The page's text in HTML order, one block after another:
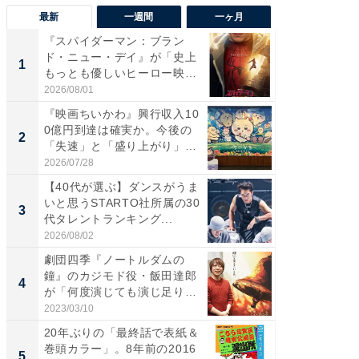
最新 一週間 一ヶ月
1
『スパイダーマン：ブラン
ド・ニュー・デイ』が「史上
もっとも優しいヒーロー映
画」に...
2026/08/01
2
『映画ちいかわ』興行収入10
0億円到達は確実か。今後の
「失速」と「盛り上がり」
が...
2026/07/28
3
【40代が選ぶ】ダンスがうま
いと思うSTARTO社所属の30
代タレントランキング...
2026/08/02
4
劇団四季『ノートルダムの
鐘』のカジモド役・飯田達郎
が「何度演じても演じ足りな
い」...
2023/03/10
20年ぶりの「最終話で表紙＆
巻頭カラー」。8年前の2016